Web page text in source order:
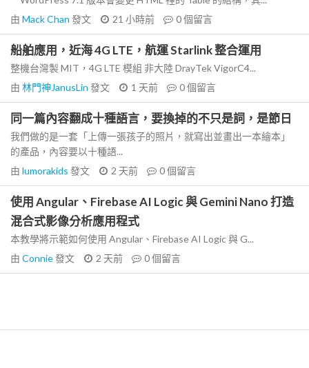
由 Mack Chan 發文 21 小時前 0個留言
船舶應用，近海 4G LTE，航運 Starlink 整合運用
整機台灣製 MIT，4G LTE 模組 非大陸 DrayTek VigorC4...
由 林門神JanusLin 發文 1 天前 0個留言
同一篇內容翻成十種語言，要換掉的不只是詞，是節日
我們做的是一套「上傳一張孩子的照片，就寫出並畫出一本繪本」
的產品，內容要以十種語...
由 lumorakids 發文 2 天前 0個留言
使用 Angular、Firebase AI Logic 與 Gemini Nano 打造
混合式影像分析應用程式
本教學將示範如何使用 Angular、Firebase AI Logic 與 G...
由 Connie發文 2 天前 0個留言